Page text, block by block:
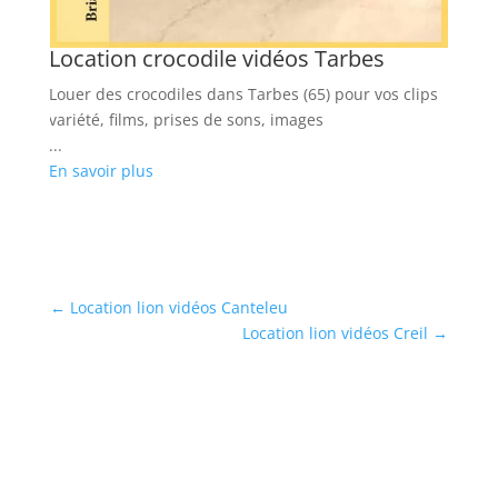
Location crocodile vidéos Tarbes
Louer des crocodiles dans Tarbes (65) pour vos clips
variété, films, prises de sons, images
...
En savoir plus
← Location lion vidéos Canteleu
Location lion vidéos Creil →